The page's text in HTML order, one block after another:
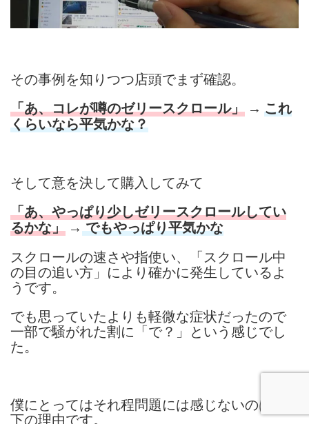
その事例を知りつつ店頭でまず確認。
「あ、コレが噂のゼリースクロール」 → これ
くらいなら平気かな？
そして意を決して購入してみて
「あ、やっぱり少しゼリースクロールしてい
るかな」 →でもやっぱり平気かな
スクロールの速さや指使い、「スクロール中
の目の追い方」により確かに発生しているよ
うです。
でも思っていたよりも軽微な症状だったので
一部で騒がれた割に「で？」という感じでし
た。
僕にとってはそれ程問題には感じないのは以
下の理由です。